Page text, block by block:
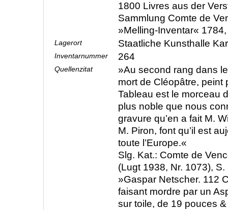
1800 Livres aus der
Sammlung Comte de
»Melling-Inventar«
Lagerort Staatliche Kunsthalle
Inventarnummer 264
Quellenzitat
»Au second rang dans
mort de Cléopâtre, peint
Tableau est le morceau
plus noble que nous
gravure qu’en a fait M.
M. Piron, font qu’il est
toute l’Europe.«
Slg. Kat.: Comte de
(Lugt 1938, Nr. 1073), S.
»Gaspar Netscher. 112
faisant mordre par un
sur toile, de 19 pouces